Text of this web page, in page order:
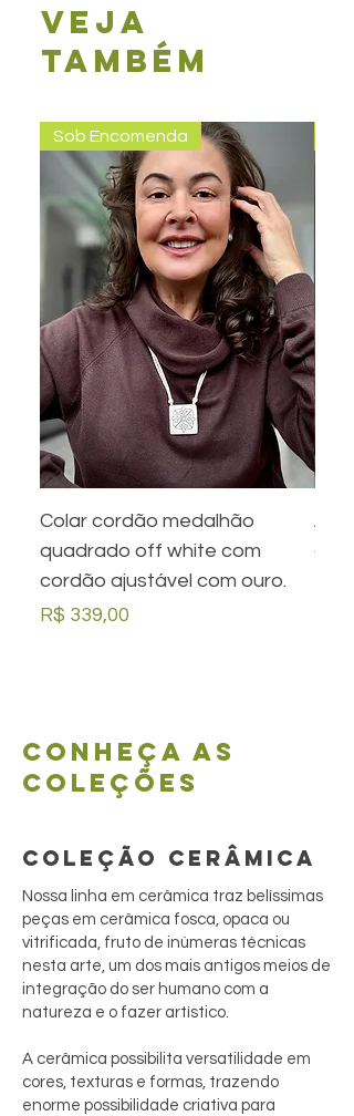
Veja
também
Sob Encomenda
Colar cordão medalhão
quadrado off white com
cordão ajustável com ouro.
Preço
R$ 339,00
Conheça as
coleções
COLEÇÃO CERÂMICA
Nossa linha em cerâmica traz belíssimas
peças em cerâmica fosca, opaca ou
vitrificada, fruto de inúmeras técnicas
nesta arte, um dos mais antigos meios de
integração do ser humano com a
natureza e o fazer artístico.
A cerâmica possibilita versatilidade em
cores, texturas e formas, trazendo
enorme possibilidade criativa para